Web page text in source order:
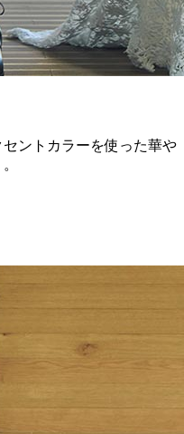
ントカラーを使った華や